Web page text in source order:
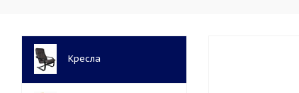
Кресла